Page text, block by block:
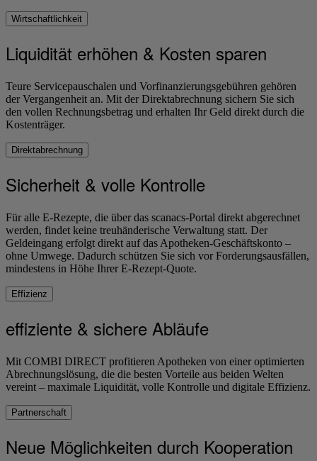
Wirtschaftlichkeit
Liquidität erhöhen & Kosten sparen
Teure Servicepauschalen und Vorfinanzierungsgebühren gehören
der Vergangenheit an. Mit der Direktabrechnung sichern Sie sich
den vollen Rechnungsbetrag und erhalten Ihr Geld direkt durch die
Kostenträger.
Direktabrechnung
Sicherheit & volle Kontrolle
Für alle E-Rezepte, die über das scanacs-Portal direkt abgerechnet
werden, findet keine treuhänderische Verwaltung statt. Der
Geldeingang erfolgt direkt auf das Apotheken-Geschäftskonto –
ohne Umwege. Dadurch schützen Sie sich vor Forderungsausfällen,
mindestens in Höhe Ihrer E-Rezept-Quote.
Effizienz
effiziente & sichere Abläufe
Mit COMBI DIRECT profitieren Apotheken von einer optimierten
Abrechnungslösung, die die besten Vorteile aus beiden Welten
vereint – maximale Liquidität, volle Kontrolle und digitale Effizienz.
Partnerschaft
Neue Möglichkeiten durch Kooperation